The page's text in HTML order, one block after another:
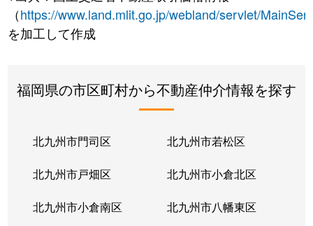
（https://www.land.mlit.go.jp/webland/servlet/
を加工して作成
福岡県の市区町村から不動産仲介情報を探す
北九州市門司区 北九州市若松区
北九州市戸畑区 北九州市小倉北区
北九州市小倉南区 北九州市八幡東区